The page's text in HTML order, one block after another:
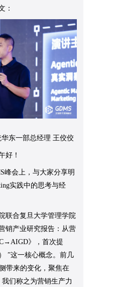
：
东一部总经理 王佼佼
好！
峰会上，与大家分享明
实践中的思考与经
联合复旦大学管理学院
销产业研究报告：从营
》，首次提
”这一核心概念。前几
带来的变化，聚焦在
们称之为营销生产力